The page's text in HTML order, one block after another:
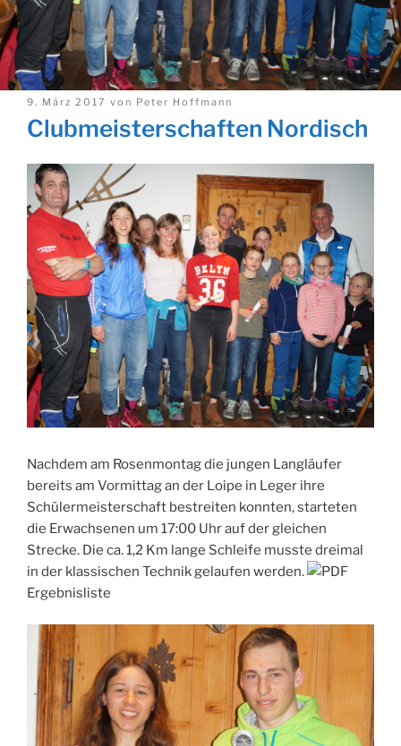
Veröffentlicht
am
9. März 2017 von Peter Hoffmann
Clubmeisterschaften Nordisch
Nachdem am Rosenmontag die jungen Langläufer
bereits am Vormittag an der Loipe in Leger ihre
Schülermeisterschaft bestreiten konnten, starteten
die Erwachsenen um 17:00 Uhr auf der gleichen
Strecke. Die ca. 1,2 Km lange Schleife musste dreimal
in der klassischen Technik gelaufen werden.
Ergebnisliste